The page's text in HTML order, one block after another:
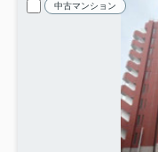
中古マンション